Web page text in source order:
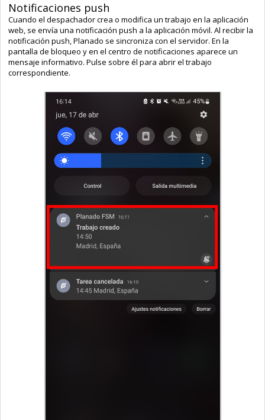
Notificaciones push
Cuando el despachador crea o modifica un trabajo en la aplicación
web, se envía una notificación push a la aplicación móvil. Al recibir la
notificación push, Planado se sincroniza con el servidor. En la
pantalla de bloqueo y en el centro de notificaciones aparece un
mensaje informativo. Pulse sobre él para abrir el trabajo
correspondiente.